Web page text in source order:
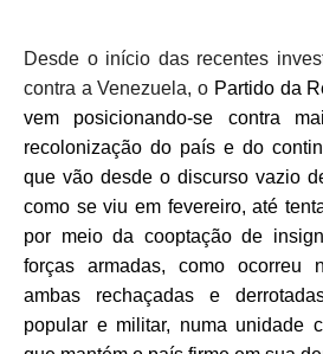
Desde o início das recentes
contra a Venezuela, o Partido da
vem posicionando-se contra
recolonização do país e do
que vão desde o discurso vazio
como se viu em fevereiro, até
por meio da cooptação de
forças armadas, como ocorreu
ambas rechaçadas e
popular e militar, numa unidade